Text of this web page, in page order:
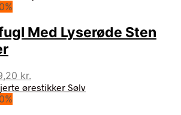
Med Lyserøde Sten
kr.
aktuelle